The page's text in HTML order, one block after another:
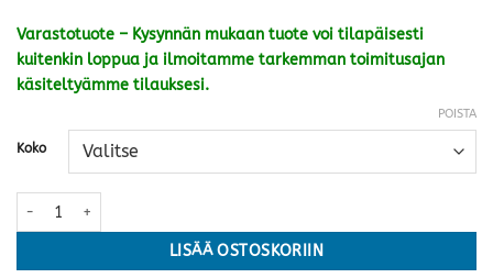
Varastotuote – Kysynnän mukaan tuote voi tilapäisesti
kuitenkin loppua ja ilmoitamme tarkemman toimitusajan
käsiteltyämme tilauksesi.
Koko
POISTA
Tuuli matto, valkoinen/roosa · kolme kokoa määrä
LISÄÄ OSTOSKORIIN